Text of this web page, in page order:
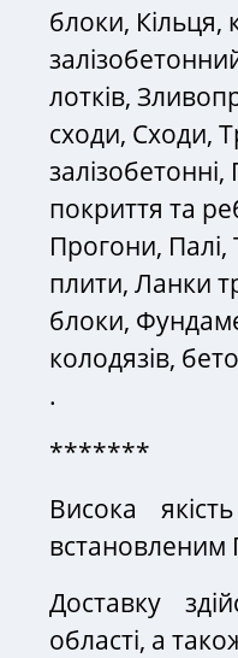
блоки,
лотків,
сходи, Сходи,
покриття та
Прогони, Палі,
плити, Ланки
блоки,
колодязів,
.
*******
Висока
Доставку
області, а